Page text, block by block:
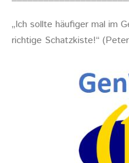
„Ich sollte häufiger mal im
richtige Schatzkiste!“